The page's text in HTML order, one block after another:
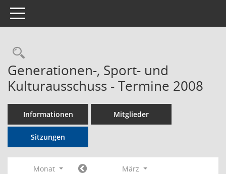
Toggle navigation
Rechercheauswahl
Generationen-, Sport- und
Kulturausschuss - Termine 2008
Informationen Mitglieder
Sitzungen
Monat
März